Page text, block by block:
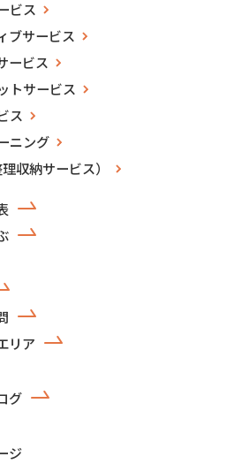
ビス
ブサービス
ービス
トサービス
ス
ニング
収納サービス）
リア
グ
ジ